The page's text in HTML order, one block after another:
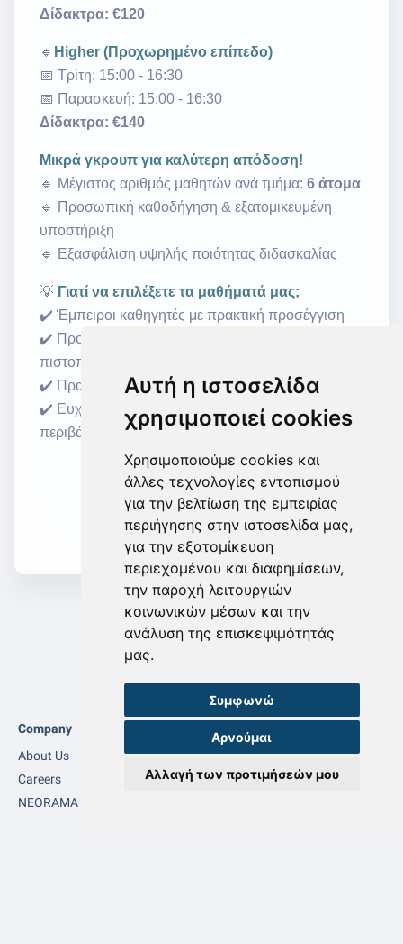
Αυτή η ιστοσελίδα
χρησιμοποιεί cookies
Χρησιμοποιούμε cookies και
άλλες τεχνολογίες εντοπισμού
για την βελτίωση της εμπειρίας
περιήγησης στην ιστοσελίδα μας,
για την εξατομίκευση
περιεχομένου και διαφημίσεων,
την παροχή λειτουργιών
κοινωνικών μέσων και την
ανάλυση της επισκεψιμότητάς
μας.
Συμφωνώ
Αρνούμαι
Αλλαγή των προτιμήσεών μου
Δίδακτρα: €120
🔹 Higher (Προχωρημένο επίπεδο)
📅 Τρίτη: 15:00 - 16:30
📅 Παρασκευή: 15:00 - 16:30
Δίδακτρα: €140
Μικρά γκρουπ για καλύτερη απόδοση!
🔹 Μέγιστος αριθμός μαθητών ανά τμήμα: 6 άτομα
🔹 Προσωπική καθοδήγηση & εξατομικευμένη
υποστήριξη
🔹 Εξασφάλιση υψηλής ποιότητας διδασκαλίας
💡 Γιατί να επιλέξετε τα μαθήματά μας;
✔️ Έμπειροι καθηγητές με πρακτική προσέγγιση
✔️ Προετοιμασία για εξετάσεις LCCI & άλλες
πιστοποιήσεις
✔️ Πραγματικά παραδείγματα και εφαρμογές
✔️ Ευχάριστο και αποτελεσματικό μαθησιακό
περιβάλλον
Εκδήλωση Ενδιαφέροντος
Company
About Us
Careers
NEORAMA SHOP